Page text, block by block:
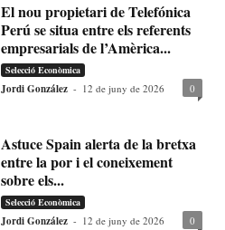
El nou propietari de Telefónica
Perú se situa entre els referents
empresarials de l’Amèrica...
Selecció Econòmica
Jordi González - 12 de juny de 2026 0
Astuce Spain alerta de la bretxa
entre la por i el coneixement
sobre els...
Selecció Econòmica
Jordi González - 12 de juny de 2026 0